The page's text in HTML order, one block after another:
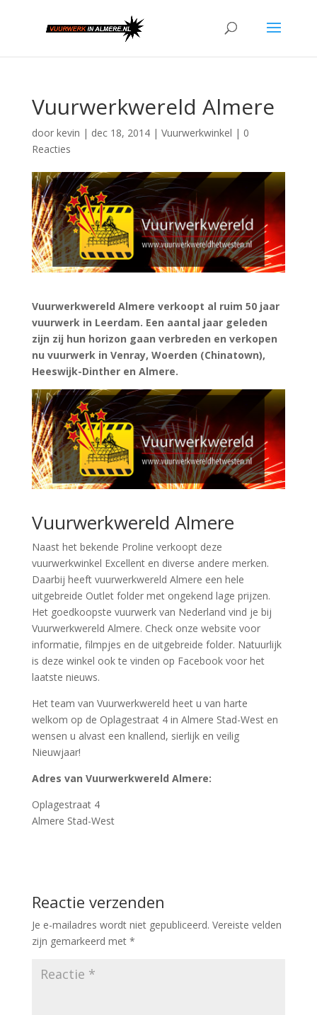
Vuurwerkwereld Almere
door kevin | dec 18, 2014| Vuurwerkwinkel | 0
Reacties
Vuurwerkwereld Almere verkoopt al ruim 50 jaar
vuurwerk in Leerdam. Een aantal jaar geleden
zijn zij hun horizon gaan verbreden en verkopen
nu vuurwerk in Venray, Woerden (Chinatown),
Heeswijk-Dinther en Almere.
Vuurwerkwereld Almere
Naast het bekende Proline verkoopt deze
vuurwerkwinkel Excellent en diverse andere merken.
Daarbij heeft vuurwerkwereld Almere een hele
uitgebreide Outlet folder met ongekend lage prijzen.
Het goedkoopste vuurwerk van Nederland vind je bij
Vuurwerkwereld Almere. Check onze website voor
informatie, filmpjes en de uitgebreide folder. Natuurlijk
is deze winkel ook te vinden op Facebook voor het
laatste nieuws.
Het team van Vuurwerkwereld heet u van harte
welkom op de Oplagestraat 4 in Almere Stad-West en
wensen u alvast een knallend, sierlijk en veilig
Nieuwjaar!
Adres van Vuurwerkwereld Almere:
Oplagestraat 4
Almere Stad-West
Reactie verzenden
Je e-mailadres wordt niet gepubliceerd. Vereiste velden
zijn gemarkeerd met *